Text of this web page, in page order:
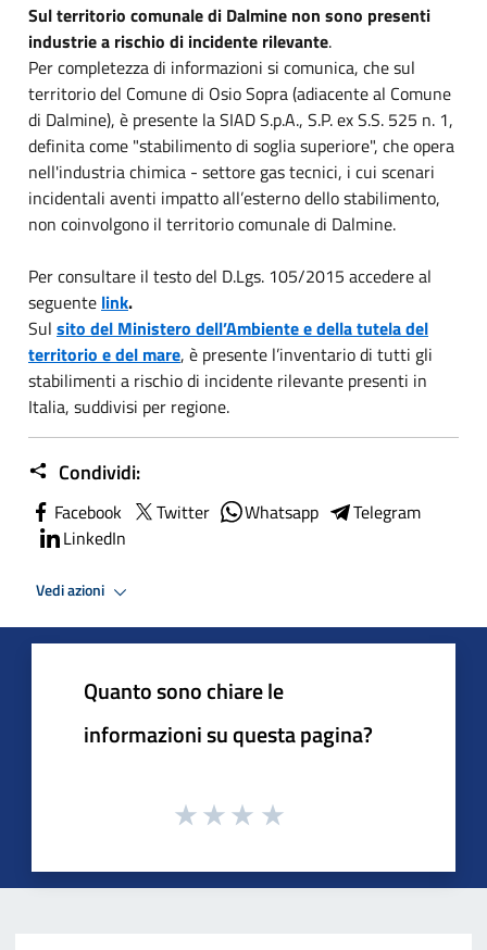
Sul territorio comunale di Dalmine non sono presenti
industrie a rischio di incidente rilevante.
Per completezza di informazioni si comunica, che sul
territorio del Comune di Osio Sopra (adiacente al Comune
di Dalmine), è presente la SIAD S.p.A., S.P. ex S.S. 525 n. 1,
definita come "stabilimento di soglia superiore", che opera
nell'industria chimica - settore gas tecnici, i cui scenari
incidentali aventi impatto all’esterno dello stabilimento,
non coinvolgono il territorio comunale di Dalmine.
Per consultare il testo del D.Lgs. 105/2015 accedere al
seguente link.
Sul sito del Ministero dell’Ambiente e della tutela del
territorio e del mare, è presente l’inventario di tutti gli
stabilimenti a rischio di incidente rilevante presenti in
Italia, suddivisi per regione.
Condividi:
Facebook Twitter Whatsapp
Telegram
LinkedIn
Vedi azioni
Quanto sono chiare le
informazioni su questa pagina?